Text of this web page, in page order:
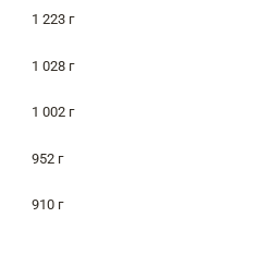
1 223 г
1 028 г
1 002 г
952 г
910 г